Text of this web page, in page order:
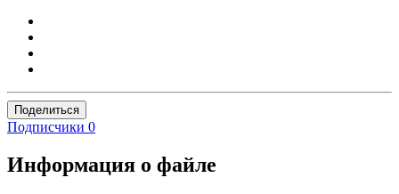
Поделиться
Подписчики 0
Информация о файле